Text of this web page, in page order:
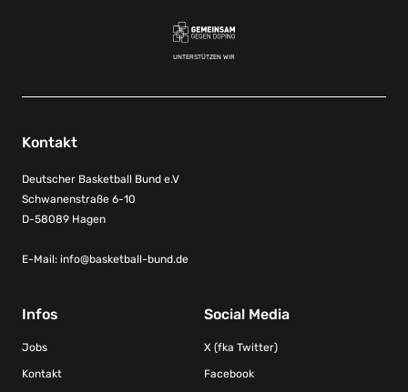
UNTERSTÜTZEN WIR
Kontakt
Deutscher Basketball Bund e.V
Schwanenstraße 6-10
D-58089 Hagen
E-Mail: info@basketball-bund.de
Infos
Jobs
Kontakt
Social Media
X (fka Twitter)
Facebook